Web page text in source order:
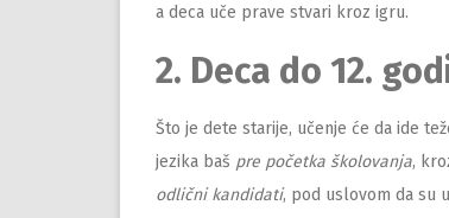
a deca uče prave stvari kroz igru.
2. Deca do 12.
Što je dete starije, učenje će da ide
jezika baš pre početka školovanja,
odlični kandidati, pod uslovom da su